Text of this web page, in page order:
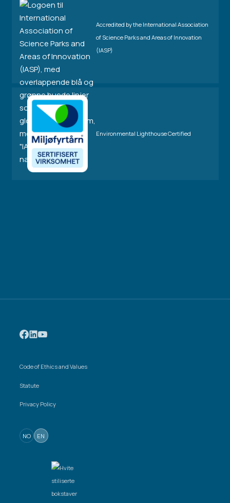
Accredited by the International Association
of Science Parks and Areas of Innovation
(IASP)
Environmental Lighthouse Certified
Code of Ethics and Values
Statute
Privacy Policy
NO EN